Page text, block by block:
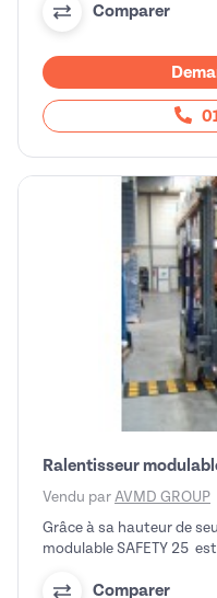
Comparer
Ralentisseur
Vendu par AVMD GROUP
Grâce à sa hauteur de
modulable SAFETY 25
Comparer